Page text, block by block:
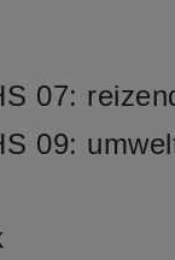
07:
09: